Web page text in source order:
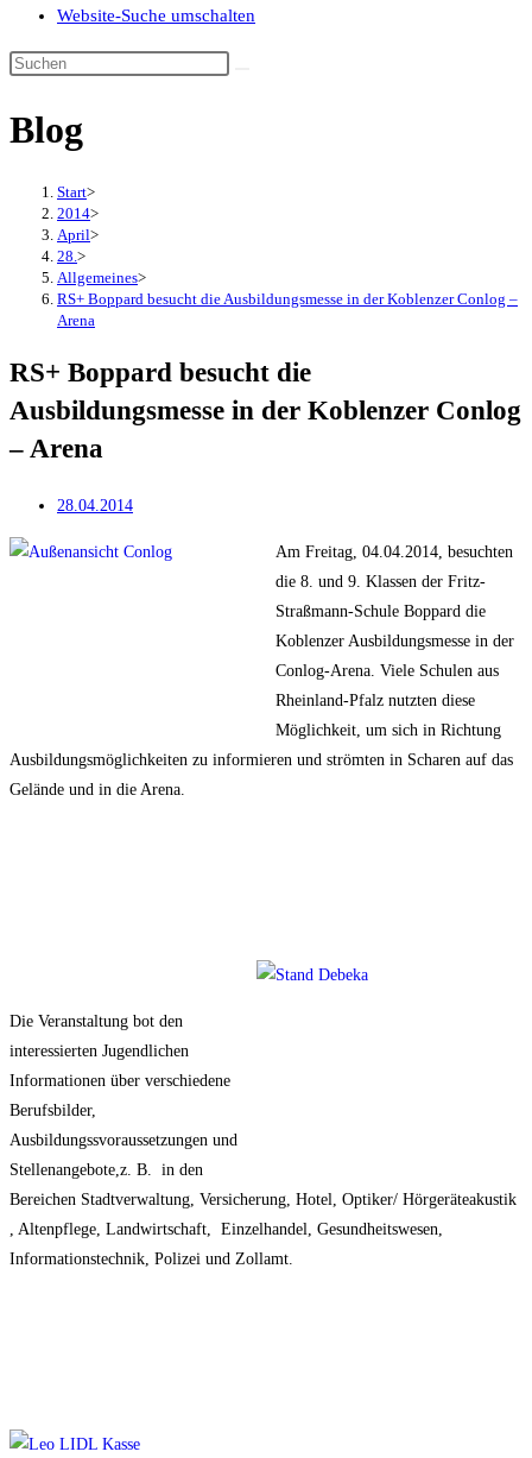
Website-Suche umschalten
Blog
Start>
2014>
April>
28. >
Allgemeines>
RS+ Boppard besucht die Ausbildungsmesse in der Koblenzer Conlog –
Arena
RS+ Boppard besucht die
Ausbildungsmesse in der Koblenzer Conlog
– Arena
28.04.2014
Am Freitag, 04.04.2014, besuchten
die 8. und 9. Klassen der Fritz-
Straßmann-Schule Boppard die
Koblenzer Ausbildungsmesse in der
Conlog-Arena. Viele Schulen aus
Rheinland-Pfalz nutzten diese
Möglichkeit, um sich in Richtung
Ausbildungsmöglichkeiten zu informieren und strömten in Scharen auf das
Gelände und in die Arena.
Die Veranstaltung bot den
interessierten Jugendlichen
Informationen über verschiedene
Berufsbilder,
Ausbildungssvoraussetzungen und
Stellenangebote,z. B. in den
Bereichen Stadtverwaltung, Versicherung, Hotel, Optiker/ Hörgeräteakustik
, Altenpflege, Landwirtschaft, Einzelhandel, Gesundheitswesen,
Informationstechnik, Polizei und Zollamt.